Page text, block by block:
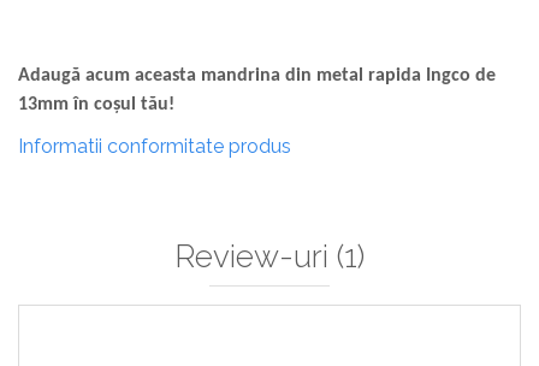
Adaugă acum aceasta mandrina din metal rapida Ingco de
13mm în coșul tău!
Informatii conformitate produs
Review-uri (1)